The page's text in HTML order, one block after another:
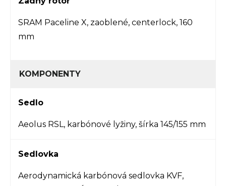
SRAM Paceline X, zaoblené, centerlock, 160
mm
KOMPONENTY
Sedlo
Aeolus RSL, karbónové lyžiny, šírka 145/155 mm
Sedlovka
Aerodynamická karbónová sedlovka KVF,